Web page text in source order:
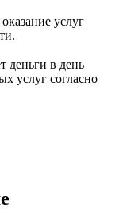
услуг
деньги в день
услуг согласно